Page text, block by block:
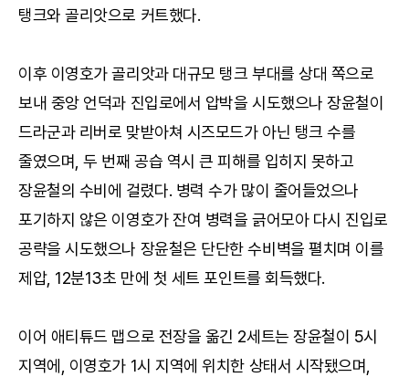
탱크와 골리앗으로 커트했다.
이후 이영호가 골리앗과 대규모 탱크 부대를 상대 쪽으로
보내 중앙 언덕과 진입로에서 압박을 시도했으나 장윤철이
드라군과 리버로 맞받아쳐 시즈모드가 아닌 탱크 수를
줄였으며, 두 번째 공습 역시 큰 피해를 입히지 못하고
장윤철의 수비에 걸렸다. 병력 수가 많이 줄어들었으나
포기하지 않은 이영호가 잔여 병력을 긁어모아 다시 진입로
공략을 시도했으나 장윤철은 단단한 수비벽을 펼치며 이를
제압, 12분13초 만에 첫 세트 포인트를 회득했다.
이어 애티튜드 맵으로 전장을 옮긴 2세트는 장윤철이 5시
지역에, 이영호가 1시 지역에 위치한 상태서 시작됐으며,